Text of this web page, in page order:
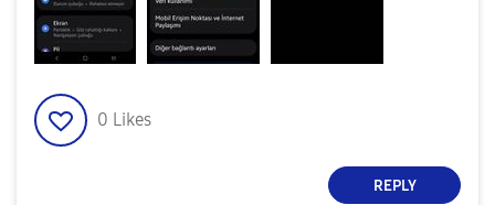
0 Likes
REPLY